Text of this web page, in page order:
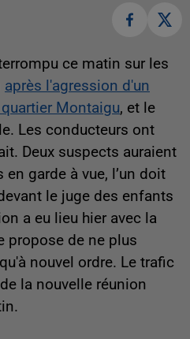
ce matin sur les
après l'agression d'un
Montaigu, et le
Les conducteurs ont
Deux suspects auraient
garde à vue, l’un doit
le juge des enfants
a eu lieu hier avec la
propose de ne plus
nouvel ordre. Le trafic
la nouvelle réunion